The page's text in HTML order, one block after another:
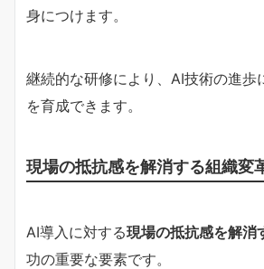
身につけます。
継続的な研修により、AI技術の進歩
を育成できます。
現場の抵抗感を解消する組織変
AI導入に対する現場の抵抗感を解消
功の重要な要素です。